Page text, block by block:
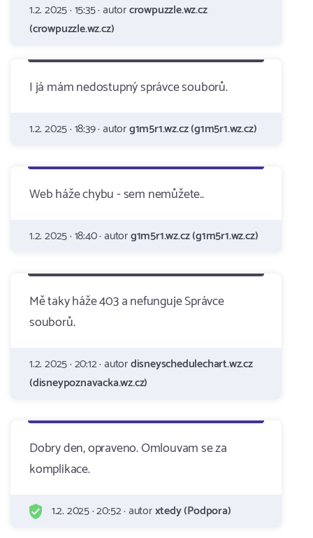
1.2. 2025 · 15:35 · autorcrowpuzzle.wz.cz
(crowpuzzle.wz.cz)
I já mám nedostupný správce souborů.
1.2. 2025 · 18:39 · autorg1m5r1.wz.cz (g1m5r1.wz.cz)
Web háže chybu - sem nemůžete..
1.2. 2025 · 18:40 · autorg1m5r1.wz.cz (g1m5r1.wz.cz)
Mě taky háže 403 a nefunguje Správce
souborů.
1.2. 2025 · 20:12 · autordisneyschedulechart.wz.cz
(disneypoznavacka.wz.cz)
Dobry den, opraveno. Omlouvam se za
komplikace.
1.2. 2025 · 20:52 · autorxtedy (Podpora)